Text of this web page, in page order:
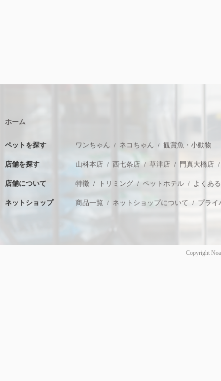
ホーム
ペットを探す ワンちゃん ネコちゃん 観賞魚・小動物
店舗を探す 山科本店 西七条店 草津店 門真大橋店
店舗について 特徴 トリミング ペットホテル よくあ
ネットショップ 商品一覧 ネットショップについて プライ
Copyright